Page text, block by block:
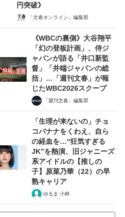
円突破》
「文春オンライン」編集部
《WBCの裏側》大谷翔平
「幻の登板計画」、侍ジ
ャパンが語る「井口新監
督」「井端ジャパンの総
括」…「週刊文春」が報
じたWBC2026スクープ
「週刊文春」編集部
「生理が来ないの」チョ
コバナナをくわえ、自ら
の経血を…“狂気すぎる
JK”を熱演、旧ジャニーズ
系アイドルの【推しの
子】原菜乃華（22）の早
熟キャリア
ゆるま 小林